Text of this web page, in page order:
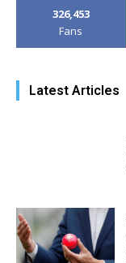
326,453
Fans
Latest Articles